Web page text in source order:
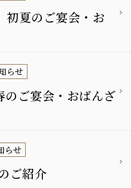
初夏のご宴会・お
のご宴会・おばんざ
知らせ
ご紹介
知らせ